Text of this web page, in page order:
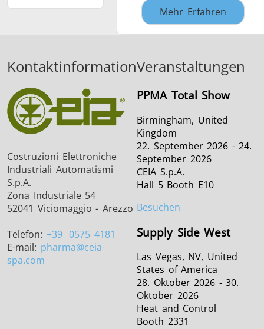
Mehr Erfahren
Kontaktinformation
Costruzioni Elettroniche
Industriali Automatismi
S.p.A.
Zona Industriale 54
52041 Viciomaggio - Arezzo
Telefon: +39 0575 4181
E-mail: pharma@ceia-
spa.com
Veranstaltungen
PPMA Total Show
Birmingham, United
Kingdom
22. September 2026 - 24.
September 2026
CEIA S.p.A.
Hall 5 Booth E10
Besuchen
Supply Side West
Las Vegas, NV, United
States of America
28. Oktober 2026 - 30.
Oktober 2026
Heat and Control
Booth 2331